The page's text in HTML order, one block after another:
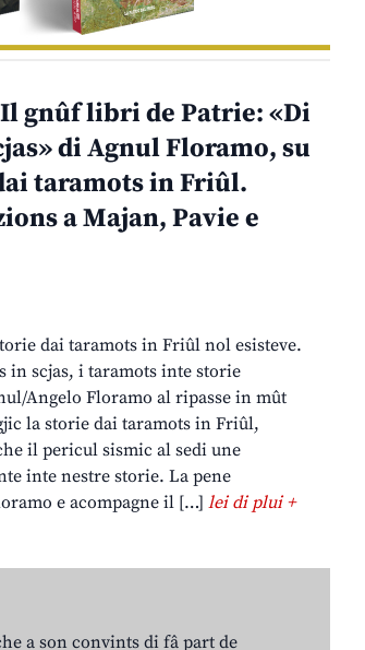
Il gnûf libri de Patrie: «Di
di Agnul Floramo, su
taramots in Friûl.
a Majan, Pavie e
dai taramots in Friûl nol esisteve.
in scjas, i taramots inte storie
Angelo Floramo al ripasse in mût
la storie dai taramots in Friûl,
il pericul sismic al sedi une
inte nestre storie. La pene
e acompagne il […]lei di plui +
a son convints di fâ part de